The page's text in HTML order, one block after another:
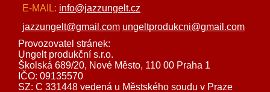
E-MAIL: info@jazzungelt.cz
jazzungelt@gmail.com ungeltprodukcni@gmail.com
Provozovatel stránek:
Ungelt produkční s.r.o.
Školská 689/20, Nové Město, 110 00 Praha 1
IČO: 09135570
SZ: C 331448 vedená u Městského soudu v Praze